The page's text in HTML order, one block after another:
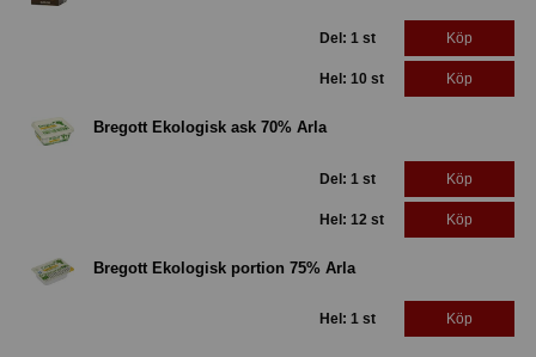
Del: 1 st Köp
Hel: 10 st Köp
Bregott Ekologisk ask 70% Arla
Del: 1 st Köp
Hel: 12 st Köp
Bregott Ekologisk portion 75% Arla
Hel: 1 st Köp